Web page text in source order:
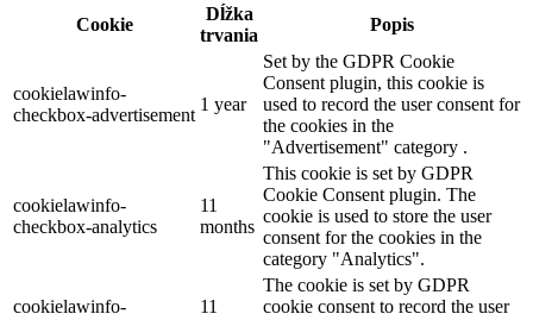
Cookie
Dĺžka
trvania
Popis
cookielawinfo-
checkbox-advertisement
1 year
Set by the GDPR Cookie
Consent plugin, this cookie is
used to record the user consent for
the cookies in the
"Advertisement" category .
cookielawinfo-
checkbox-analytics
11
months
This cookie is set by GDPR
Cookie Consent plugin. The
cookie is used to store the user
consent for the cookies in the
category "Analytics".
cookielawinfo-
11
The cookie is set by GDPR
cookie consent to record the user